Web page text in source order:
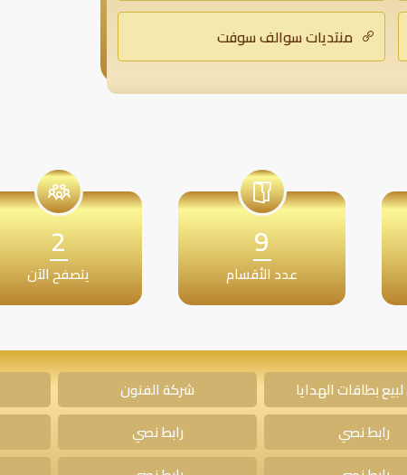
منتديات سوالف سوفت
9
عدد الأقسام
2
يتصفح الآن
بطاقات الهدايا شركة الفنون
رابط نصي رابط نصي